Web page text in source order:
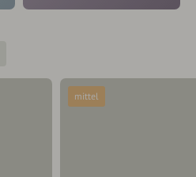
mittel